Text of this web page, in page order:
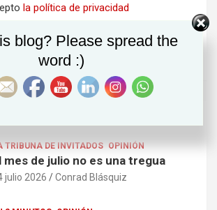
la política de privacidad
TRIBUNA DE INVITADOS OPINIÓN
mes de julio no es una tregua
julio 2026 Conrad Blásquiz
blog? Please spread the
word :)